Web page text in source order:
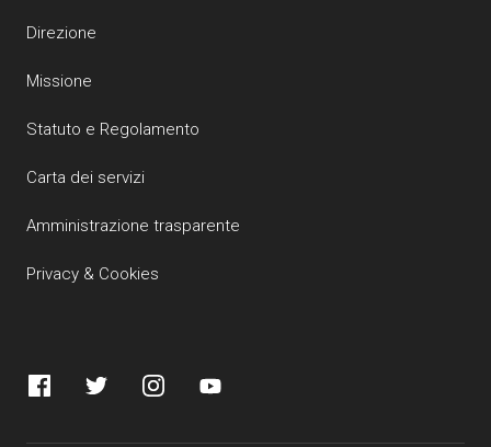
Direzione
Missione
Statuto e Regolamento
Carta dei servizi
Amministrazione trasparente
Privacy & Cookies
FacebookTwitter InstagramYouTube